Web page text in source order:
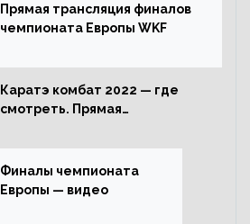
Прямая трансляция финалов
чемпионата Европы WKF
Каратэ комбат 2022 — где
смотреть. Прямая
Финалы чемпионата
Европы — видео